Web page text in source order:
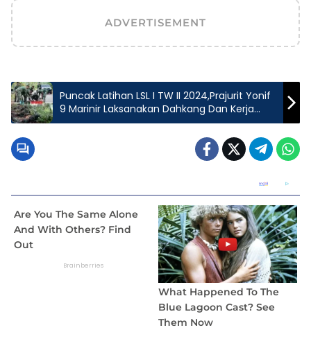
ADVERTISEMENT
Puncak Latihan LSL I TW II 2024,Prajurit Yonif
9 Marinir Laksanakan Dahkang Dan Kerja
Bakti Bersama Masyarakat.